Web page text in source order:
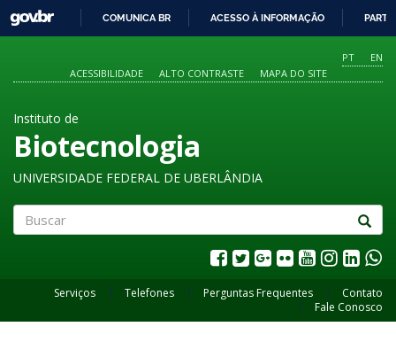
O
CONTEÚDO
GOVBR
COMUNICA BR ACESSO À INFORMAÇÃO
PT
EN
ACESSIBILIDADE
ALTO CONTRASTE MAPA DO SITE
Instituto de
Biotecnologia
UNIVERSIDADE FEDERAL DE UBERLÂNDIA
Serviços Telefones Perguntas Frequentes
Contato
Fale Conosco